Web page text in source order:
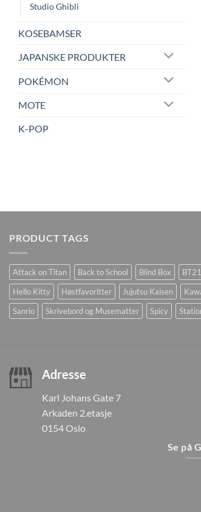
Studio Ghibli
KOSEBAMSER
JAPANSKE PRODUKTER
POKÉMON
MOTE
K-POP
PRODUCT TAGS
Attack on Titan Back to School Blind Box BT21
Hello Kitty
Høstfavoritter Jujutsu Kaisen
Sanrio
Skrivebord og Musematter Spicy
Adresse
Karl Johans Gate 7
Arkaden 2.etasje
0154 Oslo
Se på